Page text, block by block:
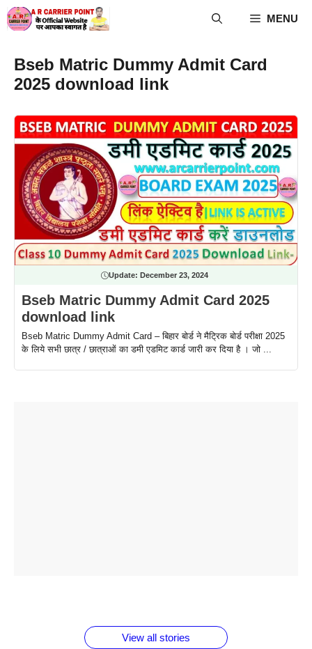
Skip
to
MENU
Bseb Matric Dummy Admit Card
2025 download link
Update: December 23, 2024
Bseb Matric Dummy Admit Card 2025
download link
Bseb Matric Dummy Admit Card – बिहार बोर्ड ने मैट्रिक बोर्ड परीक्षा 2025
के लिये सभी छात्र / छात्राओं का डमी एडमिट कार्ड जारी कर दिया है । जो ...
View all stories